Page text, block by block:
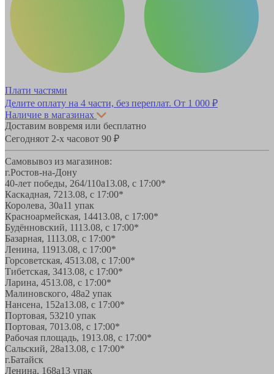
Плати частями
Делите оплату на 4 части, без переплат. От 1 000 ₽
Наличие в магазинах
Доставим вовремя или бесплатно
Сегодняот 2-х часовот 90 ₽
Самовывоз из магазинов:
г.Ростов-на-Дону
40-лет победы, 264/110а13.08, с 17:00*
Каскадная, 7213.08, с 17:00*
Королева, 30а11 упак
Красноармейская, 14413.08, с 17:00*
Будённовский, 1113.08, с 17:00*
Базарная, 1113.08, с 17:00*
Ленина, 11913.08, с 17:00*
Горсоветская, 4513.08, с 17:00*
Тибетская, 3413.08, с 17:00*
Ларина, 4513.08, с 17:00*
Малиновского, 48а2 упак
Нансена, 152а13.08, с 17:00*
Портовая, 53210 упак
Портовая, 7013.08, с 17:00*
Рабочая площадь, 1913.08, с 17:00*
Сальский, 28a13.08, с 17:00*
г.Батайск
Ленина, 168а13 упак